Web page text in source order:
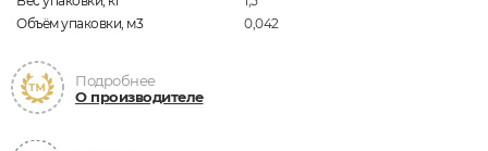
Объём упаковки, м3
0,042
Подробнее
О производителе